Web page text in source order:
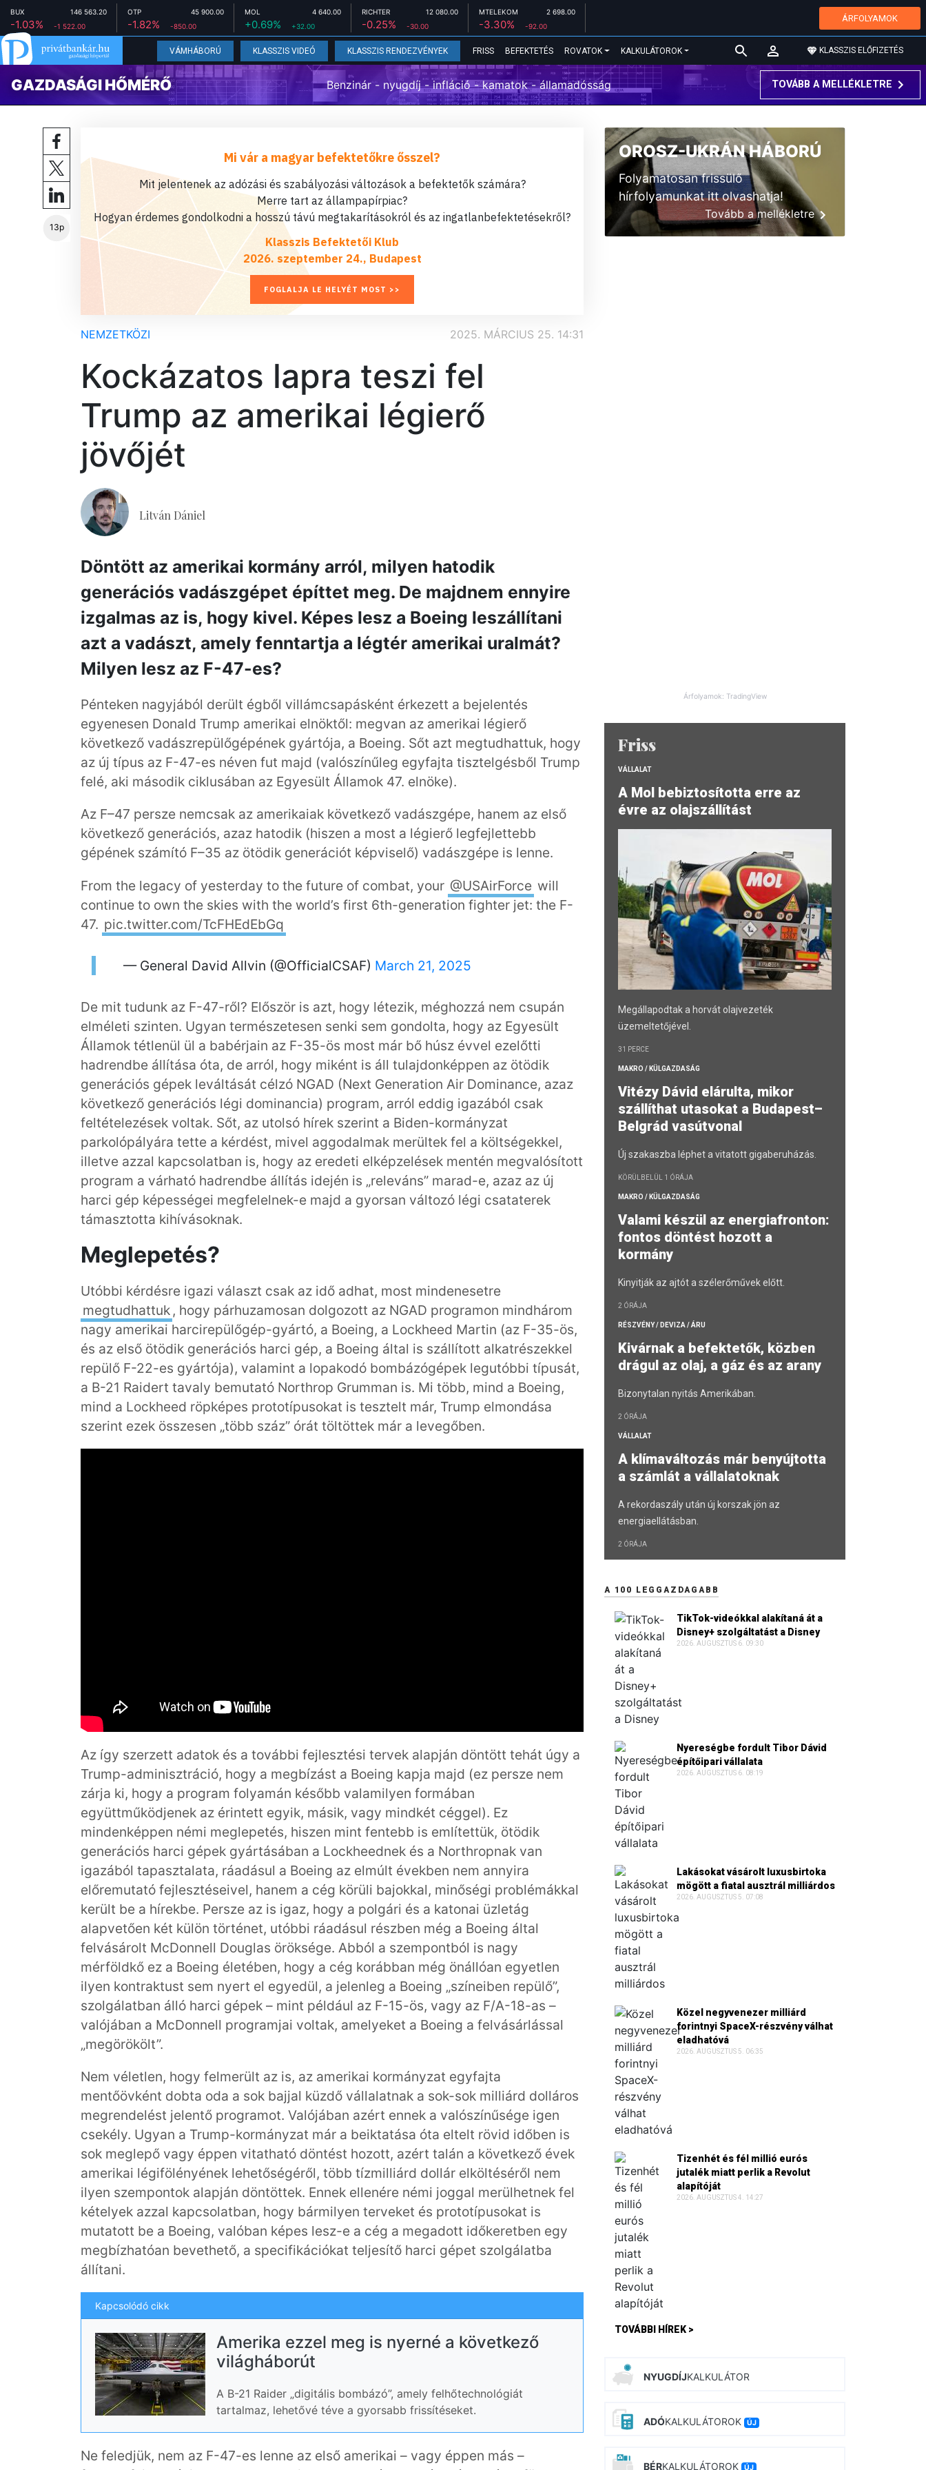
BUX 146 563.20
-1.03% -1 522.00
OTP 45 900.00
-1.82% -850.00
MOL 4 640.00
+0.69% +32.00
RICHTER 12 080.00
-0.25% -30.00
MTELEKOM 2 698.00
-3.30% -92.00
ÁRFOLYAMOK
VÁMHÁBORÚ KLASSZIS VIDEÓ KLASSZIS RENDEZVÉNYEK FRISS BEFEKTETÉS ROVATOK KALKULÁTOROK KLASSZIS ELŐFIZETÉS
GAZDASÁGI HŐMÉRŐ Benzinár - nyugdíj - infláció - kamatok - államadósság TOVÁBB A MELLÉKLETRE
13p
Mi vár a magyar befektetőkre ősszel?
Mit jelentenek az adózási és szabályozási változások a befektetők számára?
Merre tart az állampapírpiac?
Hogyan érdemes gondolkodni a hosszú távú megtakarításokról és az ingatlanbefektetésekről?
Klasszis Befektetői Klub
2026. szeptember 24., Budapest
FOGLALJA LE HELYÉT MOST >>
NEMZETKÖZI 2025. MÁRCIUS 25. 14:31
Kockázatos lapra teszi fel
Trump az amerikai légierő
jövőjét
Litván Dániel
Döntött az amerikai kormány arról, milyen hatodik
generációs vadászgépet építtet meg. De majdnem ennyire
izgalmas az is, hogy kivel. Képes lesz a Boeing leszállítani
azt a vadászt, amely fenntartja a légtér amerikai uralmát?
Milyen lesz az F-47-es?
Pénteken nagyjából derült égből villámcsapásként érkezett a bejelentés
egyenesen Donald Trump amerikai elnöktől: megvan az amerikai légierő
következő vadászrepülőgépének gyártója, a Boeing. Sőt azt megtudhattuk, hogy
az új típus az F-47-es néven fut majd (valószínűleg egyfajta tisztelgésből Trump
felé, aki második ciklusában az Egyesült Államok 47. elnöke).
Az F–47 persze nemcsak az amerikaiak következő vadászgépe, hanem az első
következő generációs, azaz hatodik (hiszen a most a légierő legfejlettebb
gépének számító F–35 az ötödik generációt képviselő) vadászgépe is lenne.
From the legacy of yesterday to the future of combat, your @USAirForce will
continue to own the skies with the world’s first 6th-generation fighter jet: the F-
47. pic.twitter.com/TcFHEdEbGq
— General David Allvin (@OfficialCSAF) March 21, 2025
De mit tudunk az F-47-ről? Először is azt, hogy létezik, méghozzá nem csupán
elméleti szinten. Ugyan természetesen senki sem gondolta, hogy az Egyesült
Államok tétlenül ül a babérjain az F-35-ös most már bő húsz évvel ezelőtti
hadrendbe állítása óta, de arról, hogy miként is áll tulajdonképpen az ötödik
generációs gépek leváltását célzó NGAD (Next Generation Air Dominance, azaz
következő generációs légi dominancia) program, arról eddig igazából csak
feltételezések voltak. Sőt, az utolsó hírek szerint a Biden-kormányzat
parkolópályára tette a kérdést, mivel aggodalmak merültek fel a költségekkel,
illetve azzal kapcsolatban is, hogy az eredeti elképzelések mentén megvalósított
program a várható hadrendbe állítás idején is „releváns” marad-e, azaz az új
harci gép képességei megfelelnek-e majd a gyorsan változó légi csataterek
támasztotta kihívásoknak.
Meglepetés?
Utóbbi kérdésre igazi választ csak az idő adhat, most mindenesetre
megtudhattuk , hogy párhuzamosan dolgozott az NGAD programon mindhárom
nagy amerikai harcirepülőgép-gyártó, a Boeing, a Lockheed Martin (az F-35-ös,
és az első ötödik generációs harci gép, a Boeing által is szállított alkatrészekkel
repülő F-22-es gyártója), valamint a lopakodó bombázógépek legutóbbi típusát,
a B-21 Raidert tavaly bemutató Northrop Grumman is. Mi több, mind a Boeing,
mind a Lockheed röpképes prototípusokat is tesztelt már, Trump elmondása
szerint ezek összesen „több száz” órát töltöttek már a levegőben.
Az így szerzett adatok és a további fejlesztési tervek alapján döntött tehát úgy a
Trump-adminisztráció, hogy a megbízást a Boeing kapja majd (ez persze nem
zárja ki, hogy a program folyamán később valamilyen formában
együttműködjenek az érintett egyik, másik, vagy mindkét céggel). Ez
mindenképpen némi meglepetés, hiszen mint fentebb is említettük, ötödik
generációs harci gépek gyártásában a Lockheednek és a Northropnak van
igazából tapasztalata, ráadásul a Boeing az elmúlt években nem annyira
előremutató fejlesztéseivel, hanem a cég körüli bajokkal, minőségi problémákkal
került be a hírekbe. Persze az is igaz, hogy a polgári és a katonai üzletág
alapvetően két külön történet, utóbbi ráadásul részben még a Boeing által
felvásárolt McDonnell Douglas öröksége. Abból a szempontból is nagy
mérföldkő ez a Boeing életében, hogy a cég korábban még önállóan egyetlen
ilyen kontraktust sem nyert el egyedül, a jelenleg a Boeing „színeiben repülő”,
szolgálatban álló harci gépek – mint például az F-15-ös, vagy az F/A-18-as –
valójában a McDonnell programjai voltak, amelyeket a Boeing a felvásárlással
„megörökölt”.
Nem véletlen, hogy felmerült az is, az amerikai kormányzat egyfajta
mentőövként dobta oda a sok bajjal küzdő vállalatnak a sok-sok milliárd dolláros
megrendelést jelentő programot. Valójában azért ennek a valószínűsége igen
csekély. Ugyan a Trump-kormányzat már a beiktatása óta eltelt rövid időben is
sok meglepő vagy éppen vitatható döntést hozott, azért talán a következő évek
amerikai légifölényének lehetőségéről, több tízmilliárd dollár elköltéséről nem
ilyen szempontok alapján döntöttek. Ennek ellenére némi joggal merülhetnek fel
kételyek azzal kapcsolatban, hogy bármilyen terveket és prototípusokat is
mutatott be a Boeing, valóban képes lesz-e a cég a megadott időkeretben egy
megbízhatóan bevethető, a specifikációkat teljesítő harci gépet szolgálatba
állítani.
Kapcsolódó cikk
Amerika ezzel meg is nyerné a következő
világháborút
A B-21 Raider „digitális bombázó”, amely felhőtechnológiát
tartalmaz, lehetővé téve a gyorsabb frissítéseket.
Ne feledjük, nem az F-47-es lenne az első amerikai – vagy éppen más –
OROSZ-UKRÁN HÁBORÚ
Folyamatosan frissülő
hírfolyamunkat itt olvashatja!
Tovább a mellékletre
Árfolyamok: TradingView
Friss
VÁLLALAT
A Mol bebiztosította erre az
évre az olajszállítást
Megállapodtak a horvát olajvezeték
üzemeltetőjével.
31 PERCE
MAKRO / KÜLGAZDASÁG
Vitézy Dávid elárulta, mikor
szállíthat utasokat a Budapest–
Belgrád vasútvonal
Új szakaszba léphet a vitatott gigaberuházás.
KÖRÜLBELÜL 1 ÓRÁJA
MAKRO / KÜLGAZDASÁG
Valami készül az energiafronton:
fontos döntést hozott a
kormány
Kinyitják az ajtót a szélerőművek előtt.
2 ÓRÁJA
RÉSZVÉNY / DEVIZA / ÁRU
Kivárnak a befektetők, közben
drágul az olaj, a gáz és az arany
Bizonytalan nyitás Amerikában.
2 ÓRÁJA
VÁLLALAT
A klímaváltozás már benyújtotta
a számlát a vállalatoknak
A rekordaszály után új korszak jön az
energiaellátásban.
2 ÓRÁJA
A 100 LEGGAZDAGABB
TikTok-videókkal alakítaná át a
Disney+ szolgáltatást a Disney
2026. AUGUSZTUS 6. 09:30
Nyereségbe fordult Tibor Dávid
építőipari vállalata
2026. AUGUSZTUS 6. 08:19
Lakásokat vásárolt luxusbirtoka
mögött a fiatal ausztrál milliárdos
2026. AUGUSZTUS 5. 07:08
Közel negyvenezer milliárd
forintnyi SpaceX-részvény válhat
eladhatóvá
2026. AUGUSZTUS 5. 06:35
Tizenhét és fél millió eurós
jutalék miatt perlik a Revolut
alapítóját
2026. AUGUSZTUS 4. 14:27
TOVÁBBI HÍREK >
NYUGDÍJKALKULÁTOR
ADÓKALKULÁTOROK ÚJ
BÉRKALKULÁTOROK ÚJ